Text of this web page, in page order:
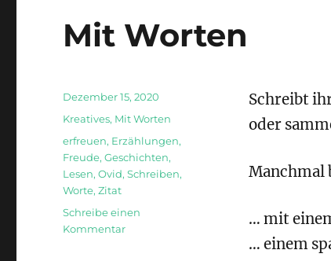
Mit Worten
Schreibt
oder
Manchmal
… mit
… einem
Veröffentlicht
Dezember 15, 2020
Kategorien
Kreatives, Mit Worten
Schlagwörter
erfreuen, Erzählungen,
Freude,Geschichten,
Lesen,Ovid,Schreiben,
Worte,Zitat
Schreibe einen
Kommentarzu